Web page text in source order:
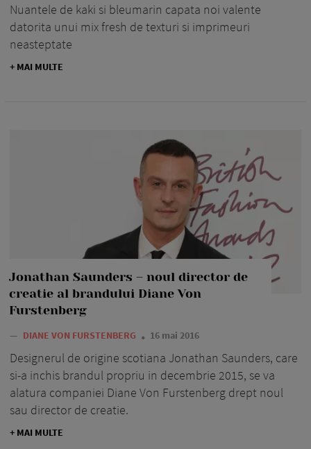
Nuantele de kaki si bleumarin capata noi valente
datorita unui mix fresh de texturi si imprimeuri
neasteptate
+ MAI MULTE
Jonathan Saunders – noul director de
creatie al brandului Diane Von
Furstenberg
— DIANE VON FURSTENBERG 16 mai 2016
Designerul de origine scotiana Jonathan Saunders, care
si-a inchis brandul propriu in decembrie 2015, se va
alatura companiei Diane Von Furstenberg drept noul
sau director de creatie.
+ MAI MULTE